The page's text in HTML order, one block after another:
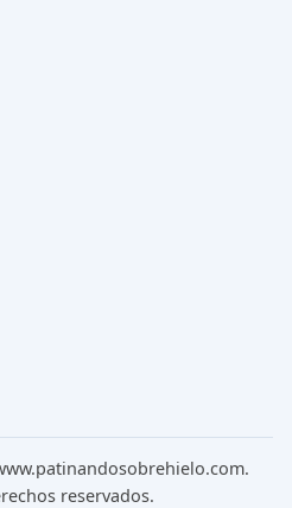
reservados.